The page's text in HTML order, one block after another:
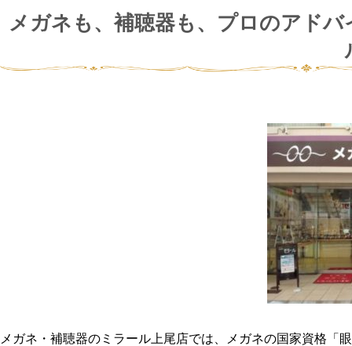
メガネも、補聴器も、プロのアド
メガネ・補聴器のミラール上尾店では、メガネの国家資格「